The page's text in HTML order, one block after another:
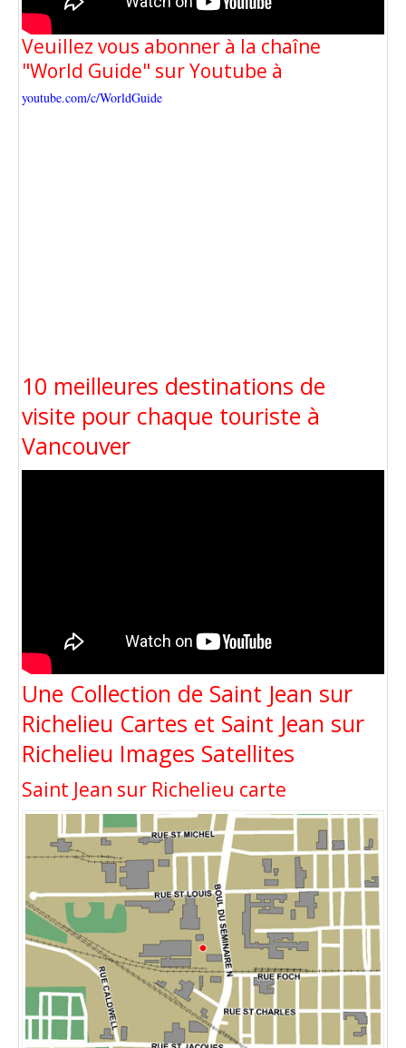
Veuillez vous abonner à la chaîne
"World Guide" sur Youtube à
youtube.com/c/WorldGuide
10 meilleures destinations de
visite pour chaque touriste à
Vancouver
Une Collection de Saint Jean sur
Richelieu Cartes et Saint Jean sur
Richelieu Images Satellites
Saint Jean sur Richelieu carte